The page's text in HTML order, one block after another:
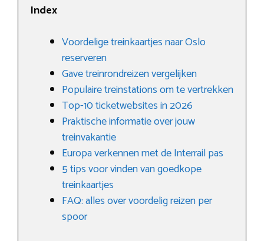
Index
Voordelige treinkaartjes naar Oslo
reserveren
Gave treinrondreizen vergelijken
Populaire treinstations om te vertrekken
Top-10 ticketwebsites in 2026
Praktische informatie over jouw
treinvakantie
Europa verkennen met de Interrail pas
5 tips voor vinden van goedkope
treinkaartjes
FAQ: alles over voordelig reizen per
spoor